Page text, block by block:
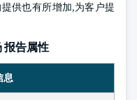
供也有所增加,为客户提
报告属性
息